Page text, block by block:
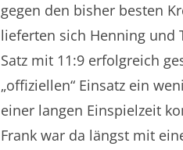
gegen den bisher besten
lieferten sich Henning und
Satz mit 11:9 erfolgreich
„offiziellen“ Einsatz ein
einer langen Einspielzeit
Frank war da längst mit